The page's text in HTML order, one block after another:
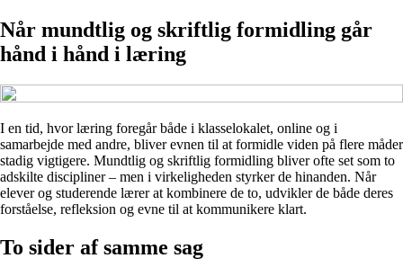
Når mundtlig og skriftlig formidling går
hånd i hånd i læring
I en tid, hvor læring foregår både i klasselokalet, online og i
samarbejde med andre, bliver evnen til at formidle viden på flere måder
stadig vigtigere. Mundtlig og skriftlig formidling bliver ofte set som to
adskilte discipliner – men i virkeligheden styrker de hinanden. Når
elever og studerende lærer at kombinere de to, udvikler de både deres
forståelse, refleksion og evne til at kommunikere klart.
To sider af samme sag